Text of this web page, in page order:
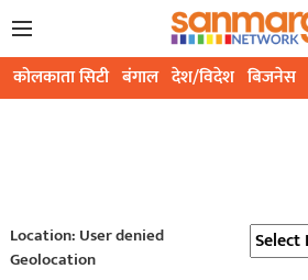
कोलकाता सिटी बंगाल देश/विदेश बिजनेस
Location: User denied
Geolocation